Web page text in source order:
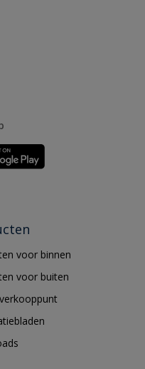
voor binnen
voor buiten